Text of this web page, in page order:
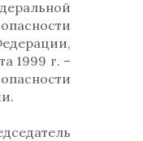
1999 г. –